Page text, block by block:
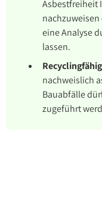
Asbestfreiheit
eine Analyse
lassen.
nachweislich
Bauabfälle
zugeführt